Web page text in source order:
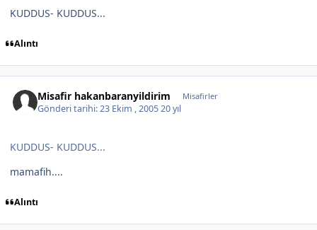
KUDDUS- KUDDUS...
Alıntı
Misafir hakanbaranyildirim Misafirler
Gönderi tarihi:23 Ekim , 200520 yıl
KUDDUS- KUDDUS...
mamafih....
Alıntı